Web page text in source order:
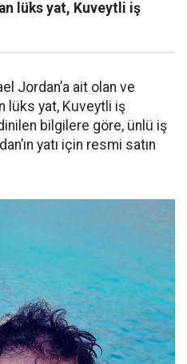
lüks yat, Kuveytli iş
Jordan’a ait olan ve
lüks yat, Kuveytli iş
bilgilere göre, ünlü iş
yatı için resmi satın